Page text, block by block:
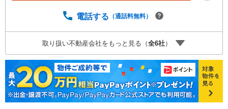
ご提供いたします。◆FPによるライフサポート◆専属ファ
運用・相続など幅広くアドバイスいたします。ご契約前後
を問わず、安心してご利用いただけます。◆安心の環境◆
無料駐車場、キッズスペースを完備し、ご家族でのご来店
も安心です。の体制で皆様の住まい探しをサポートいたし
ます。
電話する （通話料無料）
取り扱い不動産会社をもっと見る（全6社）